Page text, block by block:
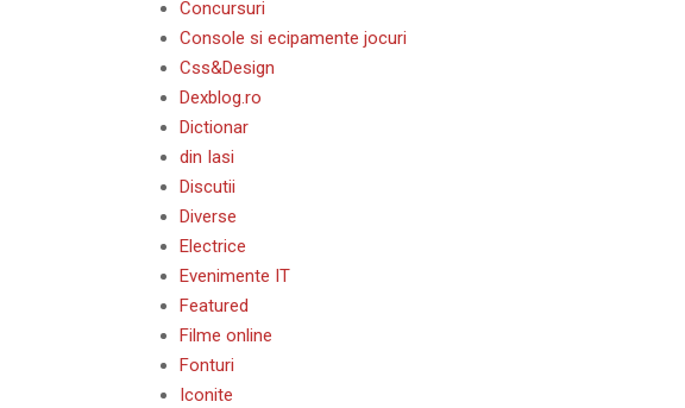
Concursuri
Console si ecipamente jocuri
Css&Design
Dexblog.ro
Dictionar
din Iasi
Discutii
Diverse
Electrice
Evenimente IT
Featured
Filme online
Fonturi
Iconite